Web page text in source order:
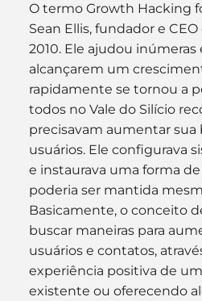
O termo Growth Hacking
Sean Ellis, fundador e
2010. Ele ajudou inúmeras
alcançarem um
rapidamente se tornou a
todos no Vale do Silício
precisavam aumentar sua
usuários. Ele configurava
e instaurava uma forma
poderia ser mantida
Basicamente, o conceito
buscar maneiras para
usuários e contatos,
experiência positiva de
existente ou oferecendo